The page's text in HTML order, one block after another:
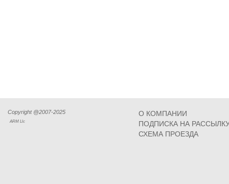
Copyright @2007-2025
ARM Llc
О КОМПАНИИ
ПОДПИСКА НА
СХЕМА ПРОЕЗДА